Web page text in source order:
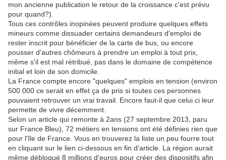
mon ancienne publication le retour de la croissance c'est prévu
pour quand?).
Tous ces contrôles inopinées peuvent produire quelques effets
mineurs comme dissuader certains demandeurs d'emploi de
rester inscrit pour bénéficier de la carte de bus, ou encore
pousser d'autres chômeurs à prendre un emploi à tout prix,
même s'il est mal rétribué, pas dans le domaine de compétence
initial et loin de son domicile.
La France compte encore "quelques" emplois en tension (environ
500 000 ce serait en effet ça de pris si toutes ces personnes
pouvaient retrouver un vrai travail. Encore faut-il que celui ci leur
permette de vivre décemment.
Selon un article qui remonte à 2ans (27 septembre 2013, paru
sur France Bleu), 72 métiers en tensions ont été définies rien que
pour l'île de France. Vous en trouverez la liste un peu fourre tout
en cliquant sur le lien ci-dessous en fin d'article. La région aurait
même débloqué 8 millions d'euros pour créer des dispositifs afin